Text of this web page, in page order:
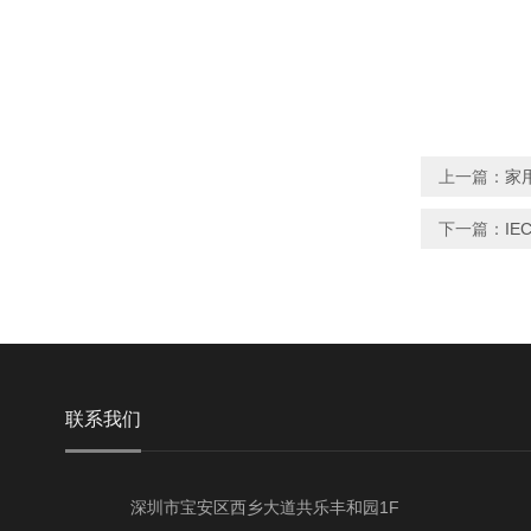
上一篇： 家
下一篇：
联系我们
深圳市宝安区西乡大道共乐丰和园1F